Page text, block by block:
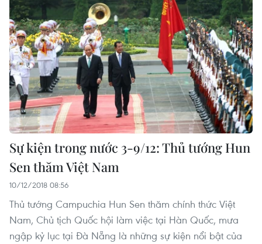
Sự kiện trong nước 3-9/12: Thủ tướng Hun
Sen thăm Việt Nam
10/12/2018 08:56
Thủ tướng Campuchia Hun Sen thăm chính thức Việt
Nam, Chủ tịch Quốc hội làm việc tại Hàn Quốc, mưa
ngập kỷ lục tại Đà Nẵng là những sự kiện nổi bật của